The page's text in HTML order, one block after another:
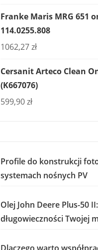
Franke Maris MRG 651
114.0255.808
1062,27zł
Cersanit Arteco Clean
(K667076)
599,90zł
Profile do konstrukcji
systemach nośnych PV
Olej John Deere Plus-50
długowieczności Twojej